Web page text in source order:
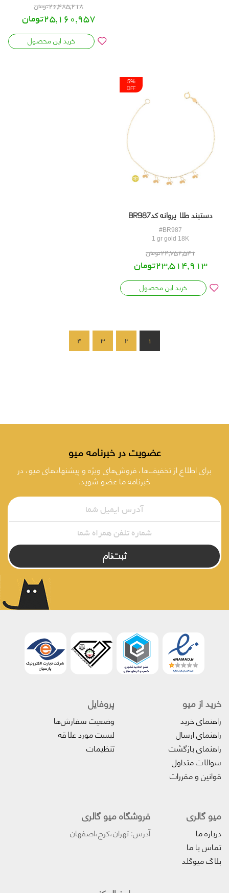
5%
26,485,218تومان
25,160,957تومان
خرید این محصول
OFF
دستبند طلا پروانه کدBR987
#BR987
1 gr gold 18K
24,752,541تومان
23,514,913تومان
خرید این محصول
1
2
3
4
عضویت در خبرنامه میو
برای اطلاع از تخفیف‌ها، فروش‌های ویژه و پیشنهادهای میو، در
خبرنامه ما عضو شوید.
ثبت‌نام
خرید از میو
راهنمای خرید
راهنمای ارسال
راهنمای بازگشت
سوالات متداول
قوانین و مقررات
پروفایل‌
وضعیت سفارش‌ها
لیست مورد علاقه
تنظیمات
میو گالری
درباره ما
تماس با ما
بلاگ میوگلد
فروشگاه میو گالری
آدرس: تهران،کرج،اصفهان